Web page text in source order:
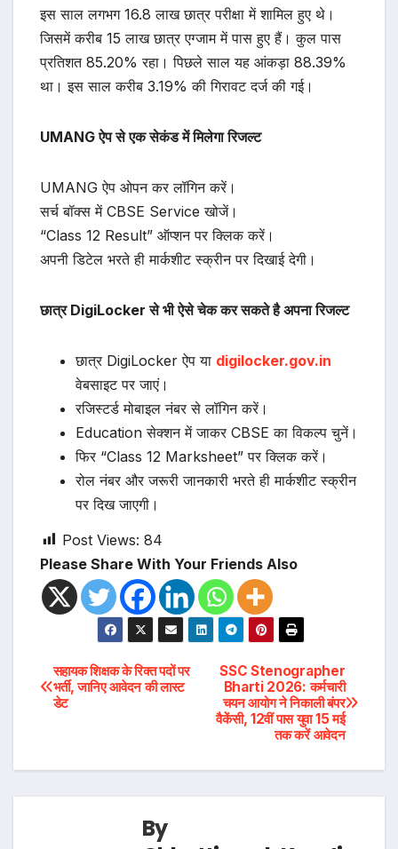
इस साल लगभग 16.8 लाख छात्र परीक्षा में शामिल हुए थे।
जिसमें करीब 15 लाख छात्र एग्जाम में पास हुए हैं। कुल पास
प्रतिशत 85.20% रहा। पिछले साल यह आंकड़ा 88.39%
था। इस साल करीब 3.19% की गिरावट दर्ज की गई।
UMANG ऐप से एक सेकंड में मिलेगा रिजल्ट
UMANG ऐप ओपन कर लॉगिन करें।
सर्च बॉक्स में CBSE Service खोजें।
“Class 12 Result” ऑप्शन पर क्लिक करें।
अपनी डिटेल भरते ही मार्कशीट स्क्रीन पर दिखाई देगी।
छात्र DigiLocker से भी ऐसे चेक कर सकते है अपना रिजल्ट
छात्र DigiLocker ऐप या digilocker.gov.in
वेबसाइट पर जाएं।
रजिस्टर्ड मोबाइल नंबर से लॉगिन करें।
Education सेक्शन में जाकर CBSE का विकल्प चुनें।
फिर “Class 12 Marksheet” पर क्लिक करें।
रोल नंबर और जरूरी जानकारी भरते ही मार्कशीट स्क्रीन
पर दिख जाएगी।
Post Views: 84
Please Share With Your Friends Also
Post
navigation
SSC Stenographer
Bharti 2026: कर्मचारी
चयन आयोग ने निकाली बंपर
वैकेंसी, 12वीं पास युवा 15 मई
तक करें आवेदन
सहायक शिक्षक के रिक्त पदों पर
भर्ती, जानिए आवेदन की लास्ट
डेट
By